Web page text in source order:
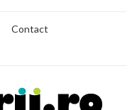
Contact